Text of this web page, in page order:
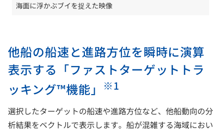
海面に浮かぶブイを捉えた映像
他船の船速と進路方位を瞬時に演算
表示する「ファストターゲットトラ
ッキング™機能」
※1
選択したターゲットの船速や進路方位など、他船動向の分
析結果をベクトルで表示します。船が混雑する海域におい